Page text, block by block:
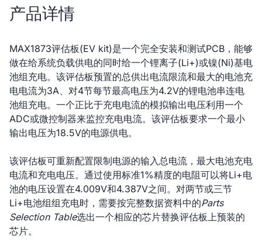
产品详情
MAX1873评估板(EV kit)是一个完全安装和测试PCB，能够
做在给系统负载供电的同时给一个锂离子(Li+)或镍(Ni)基电
池组充电。该评估板预置的总供出电流限流和最大的电池充
电电流为3A、对4节每节最高电压为4.2V的锂电池串连电
池组充电。一个正比于充电电流的模拟输出电压利用一个
ADC或微控制器来监控充电电流。该评估板要求一个最小
输出电压为18.5V的电源供电。
该评估板可重新配置限制电源的输入总电流，最大电池充电
电流和充电电压。通过使用标准1%精度的电阻可以将Li+电
池的电压设置在4.009V和4.387V之间。对两节或三节
Li+电池组组充电时，需要按完整数据资料中的Parts
Selection Table选出一个相应的芯片替换评估板上预装的
芯片。